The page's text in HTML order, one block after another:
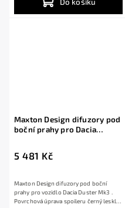
Do košíku
Maxton Design difuzory pod
boční prahy pro Dacia
5 481 Kč
Maxton Design difuzory pod boční
prahy pro vozidlo Dacia Duster Mk3 .
Povrchová úprava spoileru černý lesklý